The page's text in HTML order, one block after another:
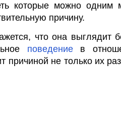
которые можно одним
причину.
что она выглядит
поведениев
причиной не только их